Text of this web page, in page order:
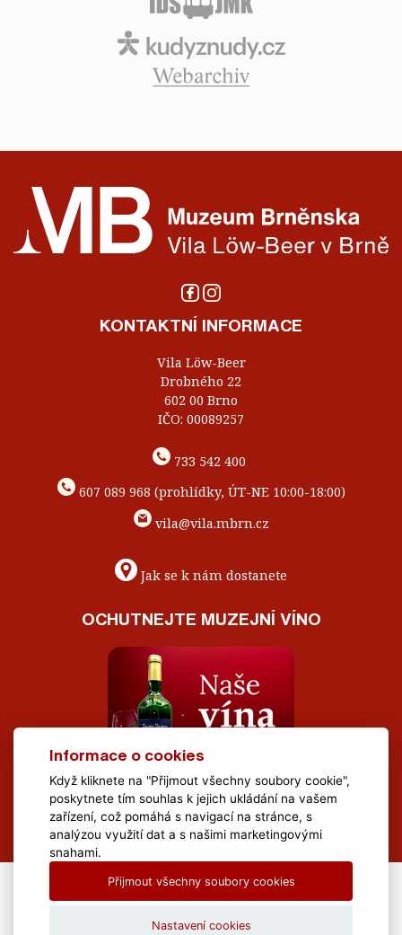
KONTAKTNÍ INFORMACE
Vila Löw-Beer
Drobného 22
602 00 Brno
IČO: 00089257
733 542 400
607 089 968 (prohlídky, ÚT-NE 10:00-18:00)
vila@vila.mbrn.cz
Jak se k nám dostanete
OCHUTNEJTE MUZEJNÍ VÍNO
All Rights Reserved Muzeum Brněnska © 2020, Webdesign by
Informace o cookies
Když kliknete na "Přijmout všechny soubory cookie",
poskytnete tím souhlas k jejich ukládání na vašem
zařízení, což pomáhá s navigací na stránce, s
analýzou využití dat a s našimi marketingovými
snahami.
Přijmout všechny soubory cookies
Nastavení cookies